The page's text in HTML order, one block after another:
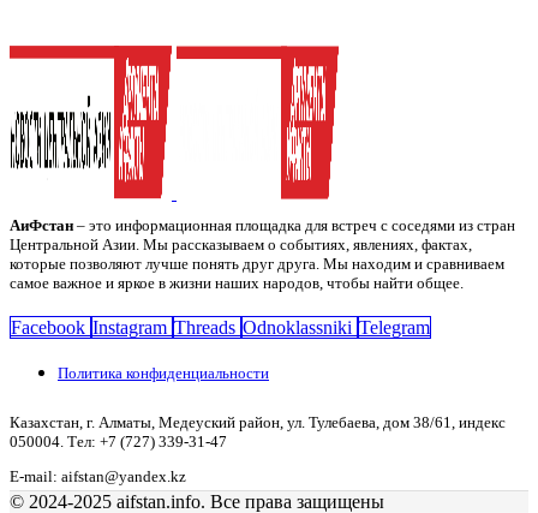
АиФстан – это информационная площадка для встреч с соседями из стран
Центральной Азии. Мы рассказываем о событиях, явлениях, фактах,
которые позволяют лучше понять друг друга. Мы находим и сравниваем
самое важное и яркое в жизни наших народов, чтобы найти общее.
Facebook Instagram Threads Odnoklassniki Telegram
Политика конфиденциальности
Казахстан, г. Алматы, Медеуский район, ул. Тулебаева, дом 38/61, индекс
050004. Тел: +7 (727) 339-31-47
E-mail: aifstan@yandex.kz
© 2024-2025 aifstan.info. Все права защищены